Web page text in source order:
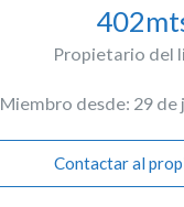
Propietario del
Miembro desde: 29 de
Contactar al